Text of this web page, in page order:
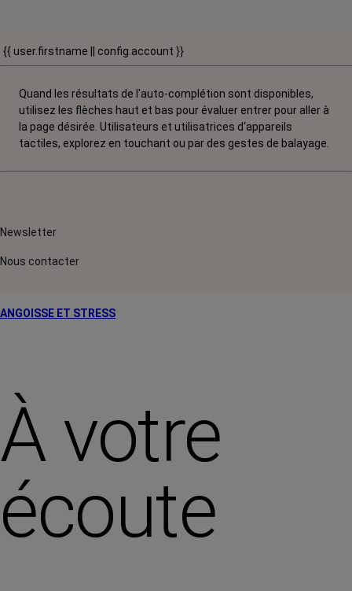
{{ user.firstname || config.account }}
Quand les résultats de l'auto-complétion sont disponibles,
utilisez les flèches haut et bas pour évaluer entrer pour aller à
la page désirée. Utilisateurs et utilisatrices d‘appareils
tactiles, explorez en touchant ou par des gestes de balayage.
Newsletter
Nous contacter
ANGOISSE ET STRESS
À votre
écoute